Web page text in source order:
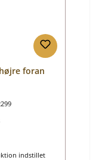
foran
indstillet